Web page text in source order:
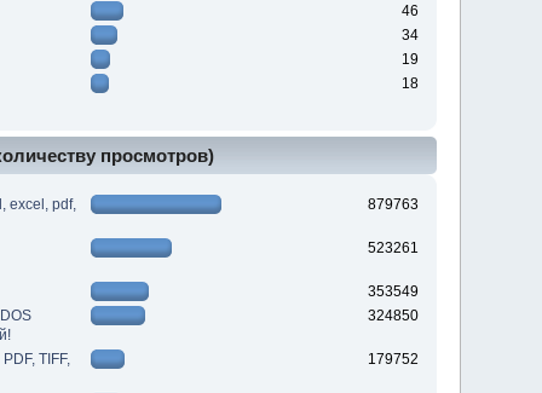
46
34
19
18
просмотров)
excel, pdf, 879763
523261
353549
324850
TIFF, 179752